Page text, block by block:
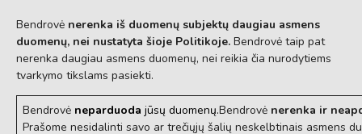
Bendrovė nerenka iš duomenų subjektų daugiau asmens
duomenų, nei nustatyta šioje Politikoje. Bendrovė taip pat
nerenka daugiau asmens duomenų, nei reikia čia nurodytiems
tvarkymo tikslams pasiekti.
Bendrovė neparduoda jūsų duomenų.Bendrovė nerenka ir
Prašome nesidalinti savo ar trečiųjų šalių neskelbtinais asmens